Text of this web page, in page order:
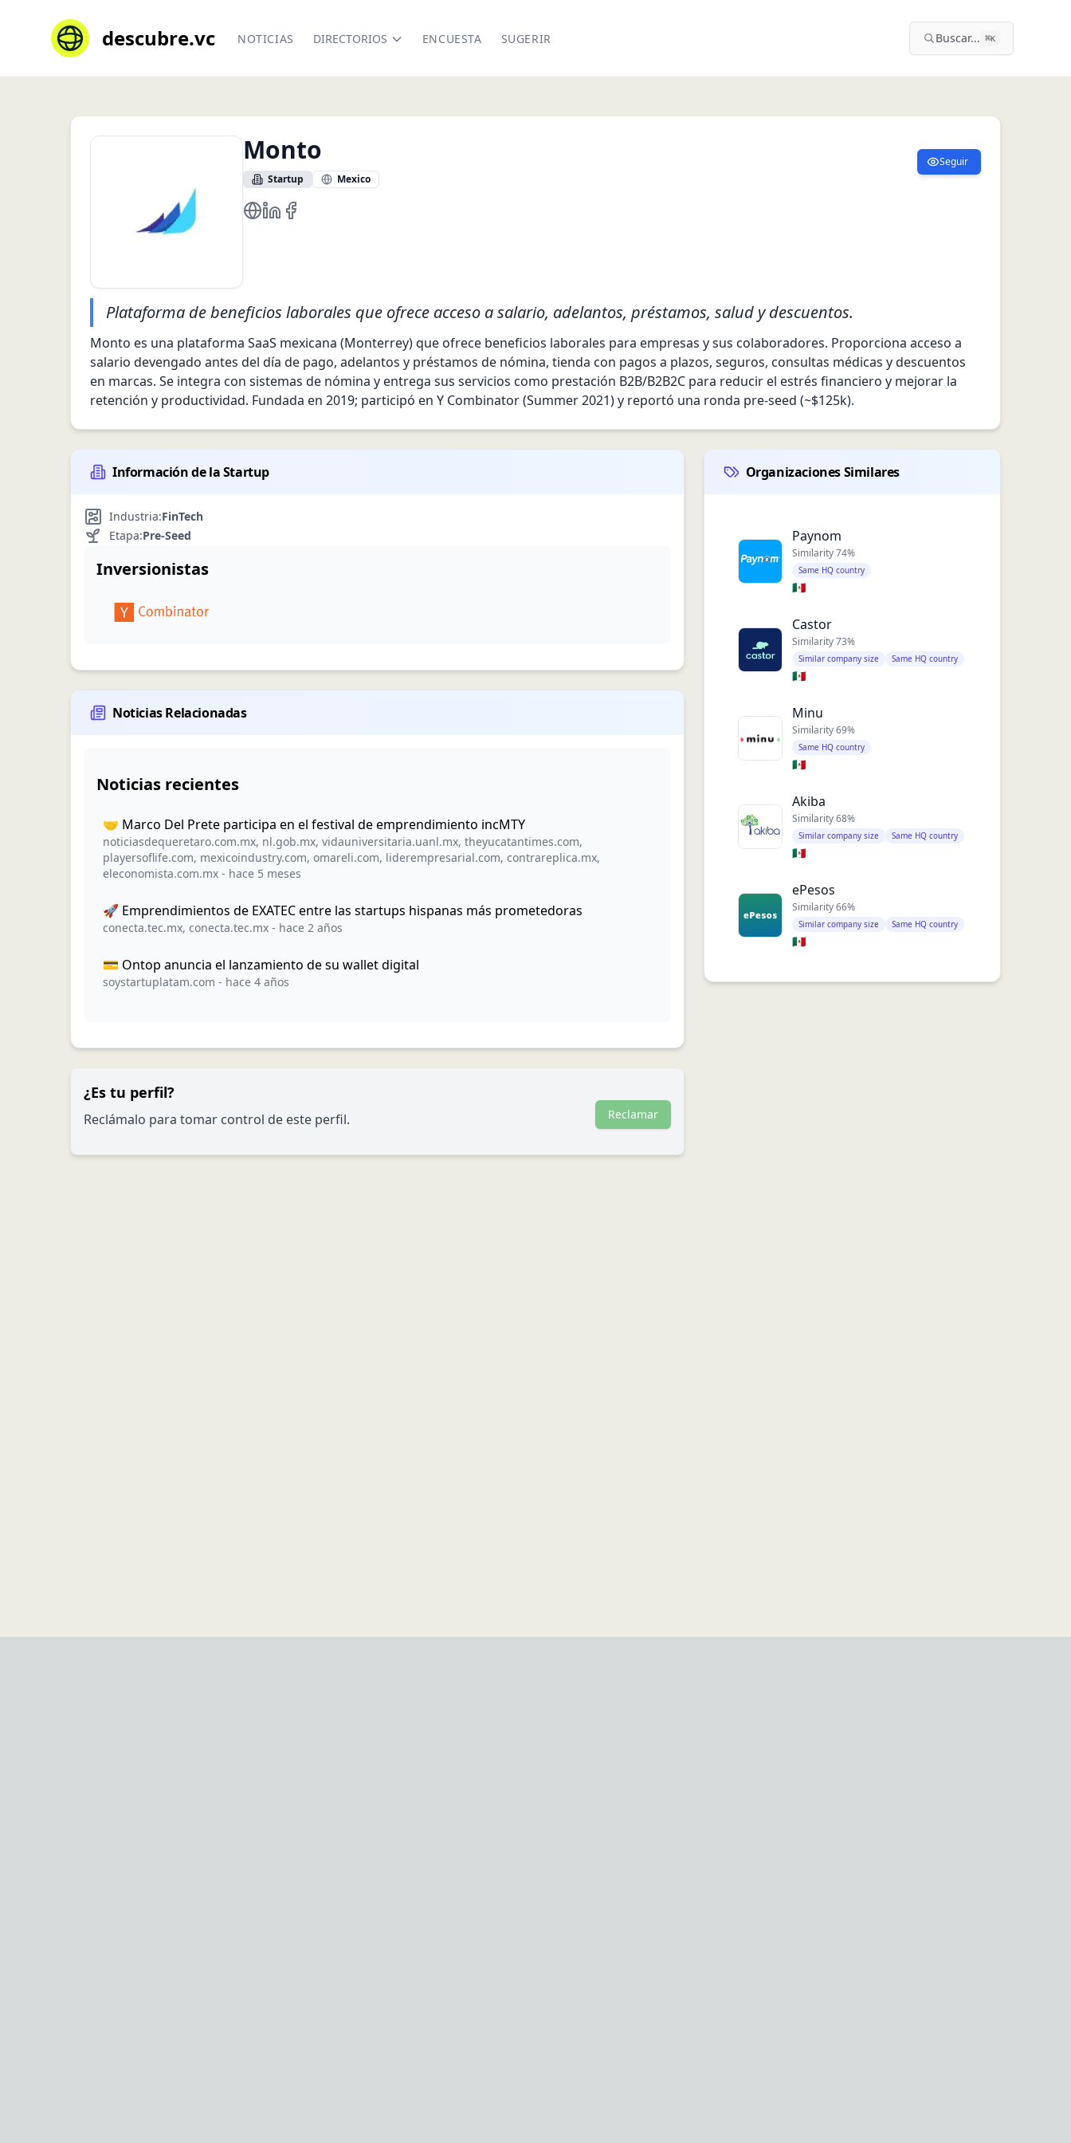
descubre.vc NOTICIAS DIRECTORIOS ENCUESTA SUGERIR Buscar... ⌘K
Monto
Startup Mexico
Seguir
https://www.monto.mx/
https://mx.linkedin.com/company/monto-mx
https://www.facebook.com/monto.mx/
Plataforma de beneficios laborales que ofrece acceso a salario, adelantos, préstamos, salud y descuentos.
Monto es una plataforma SaaS mexicana (Monterrey) que ofrece beneficios laborales para empresas y sus colaboradores. Proporciona acceso a
salario devengado antes del día de pago, adelantos y préstamos de nómina, tienda con pagos a plazos, seguros, consultas médicas y descuentos
en marcas. Se integra con sistemas de nómina y entrega sus servicios como prestación B2B/B2B2C para reducir el estrés financiero y mejorar la
retención y productividad. Fundada en 2019; participó en Y Combinator (Summer 2021) y reportó una ronda pre-seed (~$125k).
Información de la Startup
Industria:FinTech
Etapa:Pre-Seed
Inversionistas
Noticias Relacionadas
Noticias recientes
🤝 Marco Del Prete participa en el festival de emprendimiento incMTY
noticiasdequeretaro.com.mx, nl.gob.mx, vidauniversitaria.uanl.mx, theyucatantimes.com,
playersoflife.com, mexicoindustry.com, omareli.com, liderempresarial.com, contrareplica.mx,
eleconomista.com.mx - hace 5 meses
🚀 Emprendimientos de EXATEC entre las startups hispanas más prometedoras
conecta.tec.mx, conecta.tec.mx - hace 2 años
💳 Ontop anuncia el lanzamiento de su wallet digital
soystartuplatam.com - hace 4 años
¿Es tu perfil?
Reclámalo para tomar control de este perfil. Reclamar
Organizaciones Similares
Paynom
Similarity74%
Same HQ country
🇲🇽
Castor
Similarity73%
Similar company size Same HQ country
🇲🇽
Minu
Similarity69%
Same HQ country
🇲🇽
Akiba
Similarity68%
Similar company size Same HQ country
🇲🇽
ePesos
Similarity66%
Similar company size Same HQ country
🇲🇽